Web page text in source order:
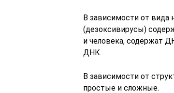
В зависимости от
(дезоксивирусы)
и человека, содержат
ДНК.
В зависимости от
простые и сложные.